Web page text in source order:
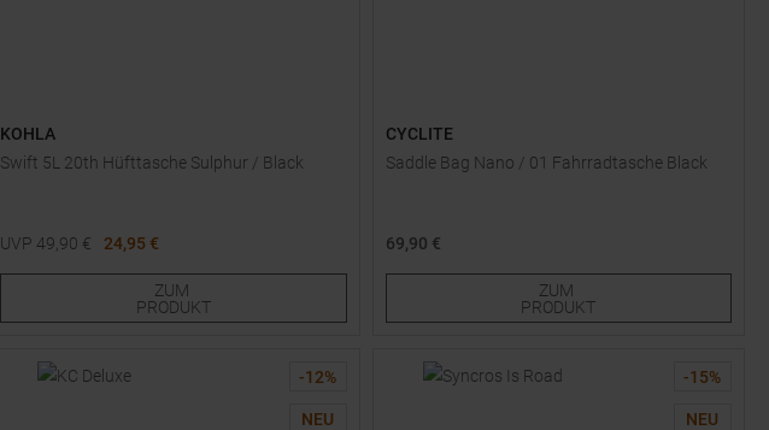
KOHLA
Swift 5L 20th Hüfttasche Sulphur / Black
UVP 49,90 €
24,95 €
ZUM
PRODUKT
CYCLITE
Saddle Bag Nano / 01 Fahrradtasche Black
69,90 €
ZUM
PRODUKT
-12%
NEU
-15%
NEU